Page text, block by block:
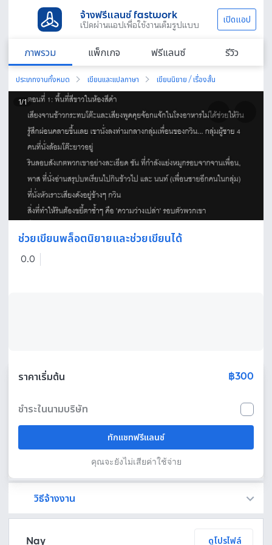
จ้างฟรีแลนซ์ fastwork
เปิดผ่านแอปเพื่อใช้งานเต็มรูปแบบ เปิดแอป
ภาพรวม แพ็กเกจ ฟรีแลนซ์ รีวิว
ประเภทงานทั้งหมด เขียนและแปลภาษา เขียนนิยาย / เรื่องสั้น
1/1
ช่วยเขียนพล็อตนิยายและช่วยเขียนได้
0.0
ราคาเริ่มต้น ฿300
ชำระในนามบริษัท
ทักแชทฟรีแลนซ์
คุณจะยังไม่เสียค่าใช้จ่าย
วิธีจ้างงาน
Nay ดูโปรไฟล์